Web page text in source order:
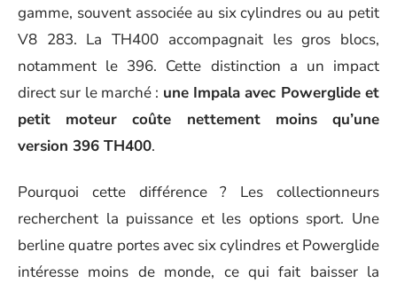
gamme, souvent associée au six cylindres ou au petit
V8 283. La TH400 accompagnait les gros blocs,
notamment le 396. Cette distinction a un impact
direct sur le marché : une Impala avec Powerglide et
petit moteur coûte nettement moins qu’une
version 396 TH400.
Pourquoi cette différence ? Les collectionneurs
recherchent la puissance et les options sport. Une
berline quatre portes avec six cylindres et Powerglide
intéresse moins de monde, ce qui fait baisser la